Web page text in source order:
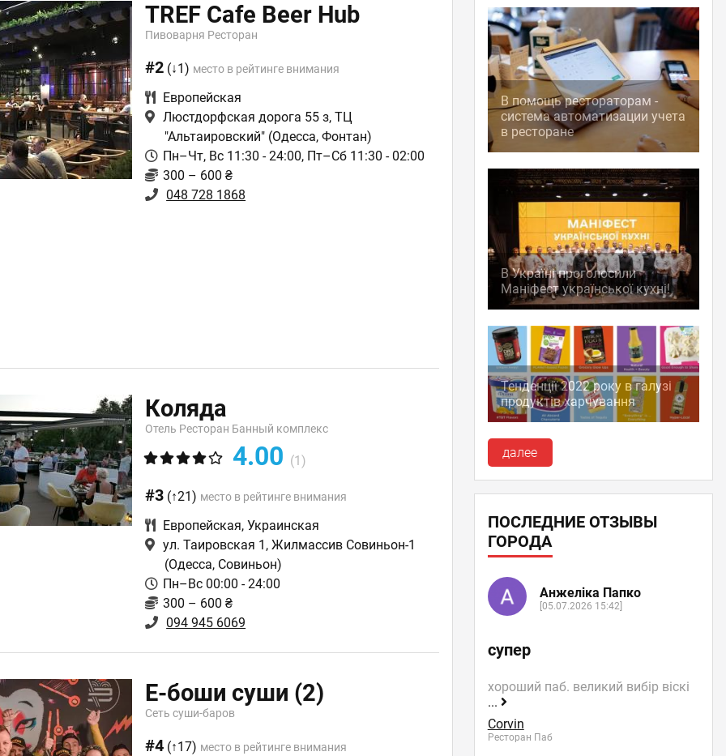
TREF Cafe Beer Hub
Пивоварня Ресторан
#2 (↓1) место в рейтинге внимания
Европейская
Люстдорфская дорога 55 з, ТЦ
"Альтаировский" (Одесса, Фонтан)
Пн–Чт, Вс 11:30 - 24:00, Пт–Сб 11:30 - 02:00
300 – 600 ₴
048 728 1868
Коляда
Отель Ресторан Банный комплекс
4.00 (1)
#3 (↑21) место в рейтинге внимания
Европейская,Украинская
ул. Таировская 1, Жилмассив Совиньон-1
(Одесса, Совиньон)
Пн–Вс 00:00 - 24:00
300 – 600 ₴
094 945 6069
Е-боши суши (2)
Сеть суши-баров
#4 (↑17) место в рейтинге внимания
В помощь рестораторам -
система автоматизации учета
в ресторане
В Україні проголосили
Маніфест української кухні!
Тенденції 2022 року в галузі
продуктів харчування
далее
ПОСЛЕДНИЕ ОТЗЫВЫ
ГОРОДА
Анжеліка Папко
[05.07.2026 15:42]
супер
хороший паб. великий вибір віскі
...
Corvin
Ресторан Паб